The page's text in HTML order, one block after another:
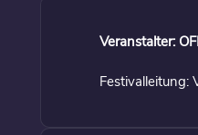
Veranstalter:
Festivalleitung: